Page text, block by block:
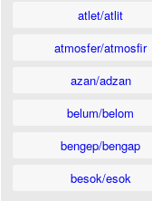
atlet/atlit
atmosfer/atmosfir
azan/adzan
belum/belom
bengep/bengap
besok/esok